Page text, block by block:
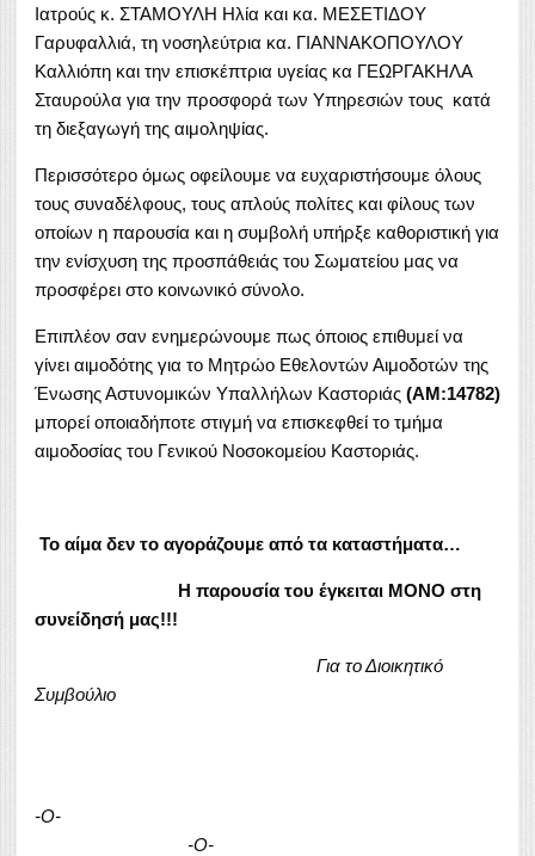
Ιατρούς κ. ΣΤΑΜΟΥΛΗ Ηλία και κα. ΜΕΣΕΤΙΔΟΥ
Γαρυφαλλιά, τη νοσηλεύτρια κα. ΓΙΑΝΝΑΚΟΠΟΥΛΟΥ
Καλλιόπη και την επισκέπτρια υγείας κα ΓΕΩΡΓΑΚΗΛΑ
Σταυρούλα για την προσφορά των Υπηρεσιών τους κατά
τη διεξαγωγή της αιμοληψίας.
Περισσότερο όμως οφείλουμε να ευχαριστήσουμε όλους
τους συναδέλφους, τους απλούς πολίτες και φίλους των
οποίων η παρουσία και η συμβολή υπήρξε καθοριστική για
την ενίσχυση της προσπάθειάς του Σωματείου μας να
προσφέρει στο κοινωνικό σύνολο.
Επιπλέον σαν ενημερώνουμε πως όποιος επιθυμεί να
γίνει αιμοδότης για το Μητρώο Εθελοντών Αιμοδοτών της
Ένωσης Αστυνομικών Υπαλλήλων Καστοριάς (ΑΜ:14782)
μπορεί οποιαδήποτε στιγμή να επισκεφθεί το τμήμα
αιμοδοσίας του Γενικού Νοσοκομείου Καστοριάς.
Το αίμα δεν το αγοράζουμε από τα καταστήματα…
Η παρουσία του έγκειται ΜΟΝΟ στη
συνείδησή μας!!!
Για το Διοικητικό
Συμβούλιο
-Ο-
-Ο-